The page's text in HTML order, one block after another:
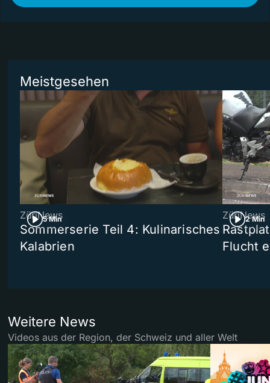
Meistgesehen
5 Min
ZüriNews
Sommerserie Teil 4: Kulinarisches
Kalabrien
2 Min
ZüriNews
Flucht
Weitere News
Videos aus der Region, der Schweiz und aller Welt